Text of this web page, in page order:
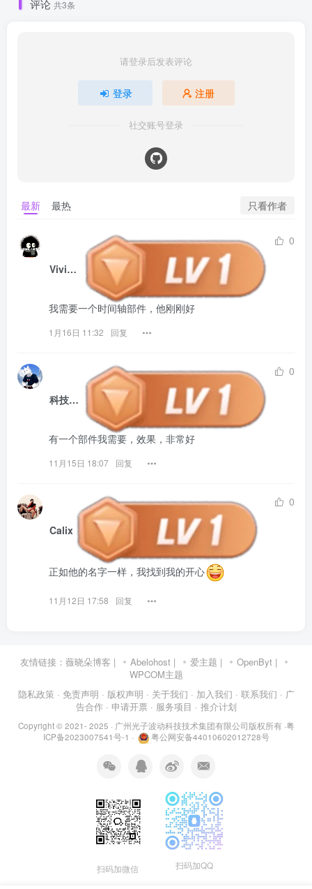
评论 共3条
请登录后发表评论
登录 注册
社交账号登录
最新 最热 只看作者
Vivienne
0
我需要一个时间轴部件，他刚刚好
1月16日 11:32 回复
科技狠活
0
有一个部件我需要，效果，非常好
11月15日 18:07 回复
Calix
0
正如他的名字一样，我找到我的开心
11月12日 17:58 回复
友情链接： 薇晓朵博客 | Abelohost | 爱主题 | OpenByt |
WPCOM主题
隐私政策 · 免责声明 · 版权声明 · 关于我们 · 加入我们 · 联系我们 · 广
告合作 · 申请开票 · 服务项目 · 推介计划
Copyright © 2021- 2025 · 广州光子波动科技技术集团有限公司版权所有·粤
ICP备2023007541号-1 · 粤公网安备44010602012728号
扫码加微信 扫码加QQ